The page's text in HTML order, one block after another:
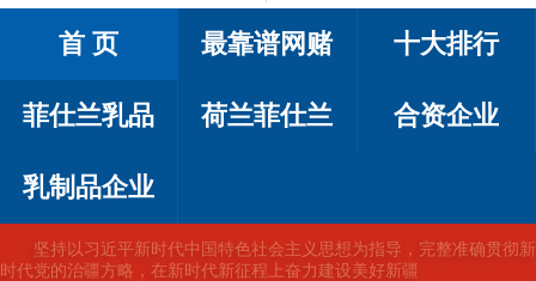
首 页 最靠谱网赌 十大排行
菲仕兰乳品 荷兰菲仕兰 合资企业
乳制品企业
坚持以习近平新时代中国特色社会主义思想为指导，完整准确贯彻新
时代党的治疆方略，在新时代新征程上奋力建设美好新疆